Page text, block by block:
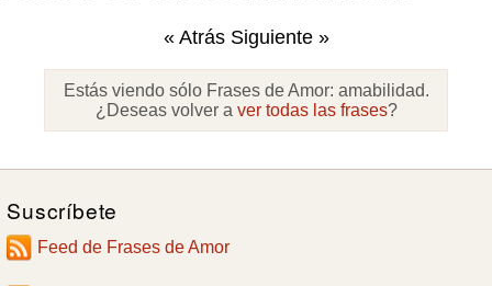
« Atrás Siguiente »
Estás viendo sólo Frases de Amor: amabilidad.
¿Deseas volver a ver todas las frases?
Suscríbete
Feed de Frases de Amor